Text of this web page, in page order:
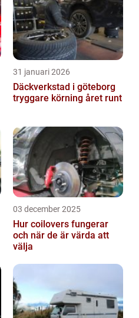
31 januari 2026
Däckverkstad i göteborg
tryggare körning året runt
03 december 2025
Hur coilovers fungerar
och när de är värda att
välja